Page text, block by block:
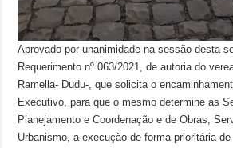
Aprovado por unanimidade na sessão desta
Requerimento nº 063/2021, de autoria do
Ramella- Dudu-, que solicita o
Executivo, para que o mesmo determine as
Planejamento e Coordenação e de Obras,
Urbanismo, a execução de forma prioritária